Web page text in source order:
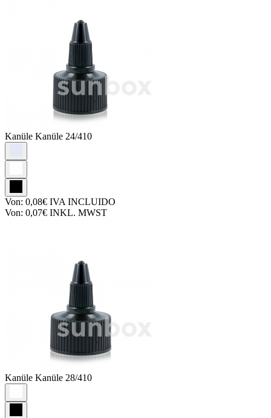
Kanüle Kanüle 24/410
Von: 0,08€ IVA INCLUIDO
Von: 0,07€ INKL. MWST
Kanüle Kanüle 28/410